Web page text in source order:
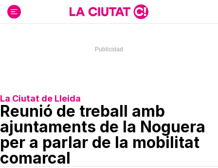
contenido
La Ciutat de Lleida
Reunió de treball amb
ajuntaments de la Noguera
per a parlar de la mobilitat
comarcal